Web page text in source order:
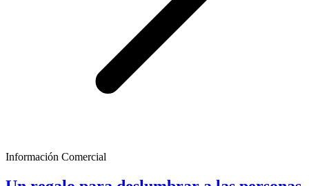
Información Comercial